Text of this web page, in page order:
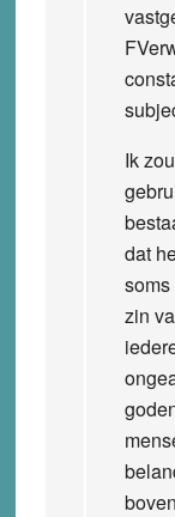
Ik
dat
zin